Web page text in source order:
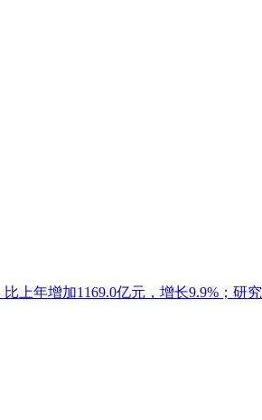
上年增加1169.0亿元，增长9.9%；研究